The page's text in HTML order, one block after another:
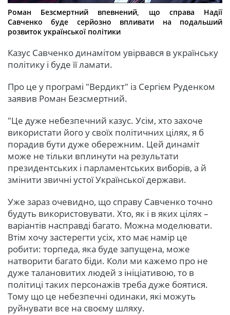
Роман Безсмертний впевнений, що справа Надії
Савченко буде серйозно впливати на подальший
розвиток української політики
Казус Савченко динамітом увірвався в українську
політику і буде її ламати.
Про це у програмі "Вердикт" із Сергієм Руденком
заявив Роман Безсмертний.
"Це дуже небезпечний казус. Усім, хто захоче
використати його у своїх політичних цілях, я б
порадив бути дуже обережним. Цей динаміт
може не тільки вплинути на результати
президентських і парламентських виборів, а й
змінити звичні устої Української держави.
Уже зараз очевидно, що справу Савченко точно
будуть використовувати. Хто, як і в яких цілях –
варіантів насправді багато. Можна моделювати.
Втім хочу застерегти усіх, хто має намір це
робити: торпеда, яка буде запущена, може
натворити багато біди. Коли ми кажемо про не
дуже талановитих людей з ініціативою, то в
політиці таких персонажів треба дуже боятися.
Тому що це небезпечні одинаки, які можуть
руйнувати все на своєму шляху.